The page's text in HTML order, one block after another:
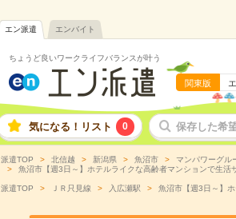
エン派遣 エンバイト
ちょうど良いワークライフバランスが叶う
関東版
気になる！リスト 0 保存した希
派遣TOP 北信越 新潟県 魚沼市
マンパワーグ
魚沼市【週3日～】ホテルライクな高齢者マンションで生
派遣TOP ＪＲ只見線 入広瀬駅 魚沼市【週3日～】